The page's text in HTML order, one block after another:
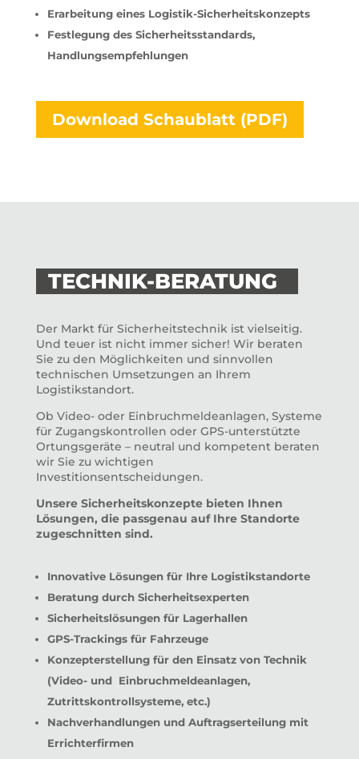
Erarbeitung eines Logistik-Sicherheitskonzepts
Festlegung des Sicherheitsstandards,
Handlungsempfehlungen
Download Schaublatt (PDF)
TECHNIK-BERATUNG
Der Markt für Sicherheitstechnik ist vielseitig.
Und teuer ist nicht immer sicher! Wir beraten
Sie zu den Möglichkeiten und sinnvollen
technischen Umsetzungen an Ihrem
Logistikstandort.
Ob Video- oder Einbruchmeldeanlagen, Systeme
für Zugangskontrollen oder GPS-unterstützte
Ortungsgeräte – neutral und kompetent beraten
wir Sie zu wichtigen
Investitionsentscheidungen.
Unsere Sicherheitskonzepte bieten Ihnen
Lösungen, die passgenau auf Ihre Standorte
zugeschnitten sind.
Innovative Lösungen für Ihre Logistikstandorte
Beratung durch Sicherheitsexperten
Sicherheitslösungen für Lagerhallen
GPS-Trackings für Fahrzeuge
Konzepterstellung für den Einsatz von Technik
(Video- und Einbruchmeldeanlagen,
Zutrittskontrollsysteme, etc.)
Nachverhandlungen und Auftragserteilung mit
Errichterfirmen